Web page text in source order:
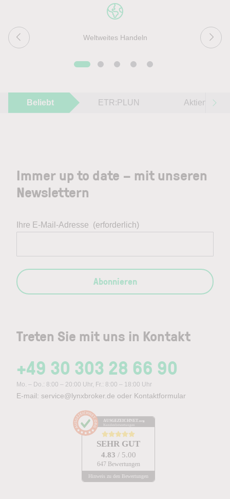
Weltweites Handeln
Beliebt ETR:PLUN Aktien im
Treten Sie mit uns in Kontakt
+49 30 303 28 66 90
Mo. – Do.: 8:00 – 20:00 Uhr, Fr.: 8:00 – 18:00 Uhr
E-mail: service@lynxbroker.de oder Kontaktformular
AUSGEZEICHNET .org
Kundenbewertungen
SEHR GUT
4.83 / 5.00
647 Bewertungen
Hinweis zu den Bewertungen
Immer up to date – mit unseren
Newslettern
Ihre E-Mail-Adresse (erforderlich)
Abonnieren